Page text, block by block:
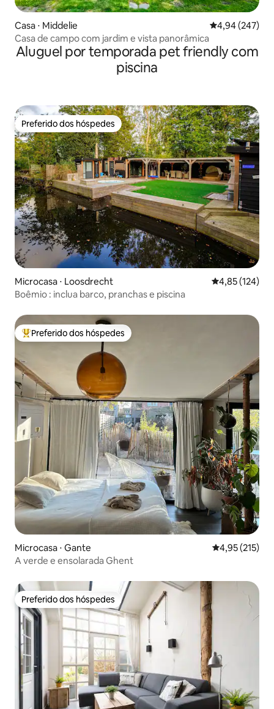
Casa ⋅ Middelie 4,94 de uma
4,94 (247)
Casa de campo com jardim e vista panorâmica
Aluguel por temporada pet friendly com
piscina
Preferido dos hóspedes
Preferido dos hóspedes
Microcasa ⋅ Loosdrecht 4,85 de uma
4,85 (124)
Boêmio : inclua barco, pranchas e piscina
Entre os melhores preferidos dos hóspedes
Preferido dos hóspedes
Microcasa ⋅ Gante 4,95 de uma
4,95 (215)
A verde e ensolarada Ghent
Preferido dos hóspedes
Preferido dos hóspedes